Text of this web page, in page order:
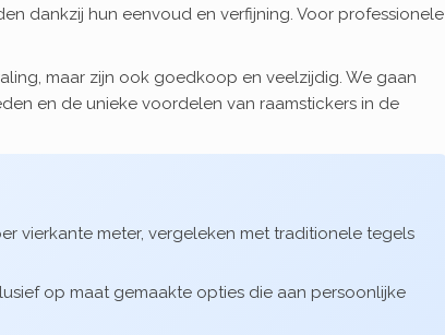
dankzij hun eenvoud en verfijning. Voor professionele
maar zijn ook goedkoop en veelzijdig. We gaan
en de unieke voordelen van raamstickers in de
vierkante meter, vergeleken met traditionele tegels
op maat gemaakte opties die aan persoonlijke